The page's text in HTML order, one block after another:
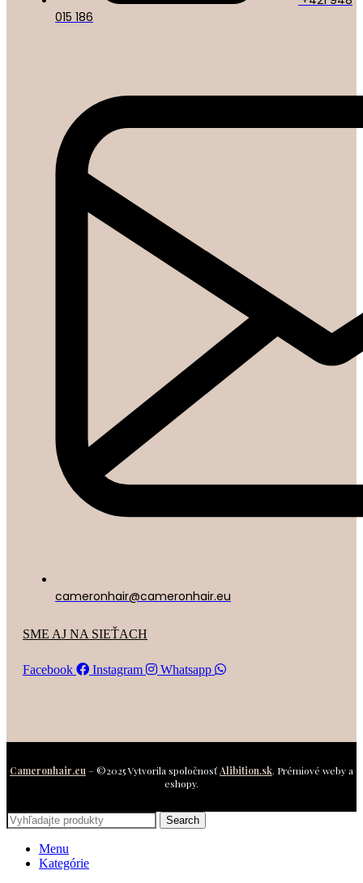
015 186
cameronhair@cameronhair.eu
SME AJ NA SIEŤACH
Facebook Instagram Whatsapp
Cameronhair.eu– ©2025 Vytvorila spoločnosťAlibition.sk. Prémiové weby a
eshopy.
Search
Menu
Kategórie